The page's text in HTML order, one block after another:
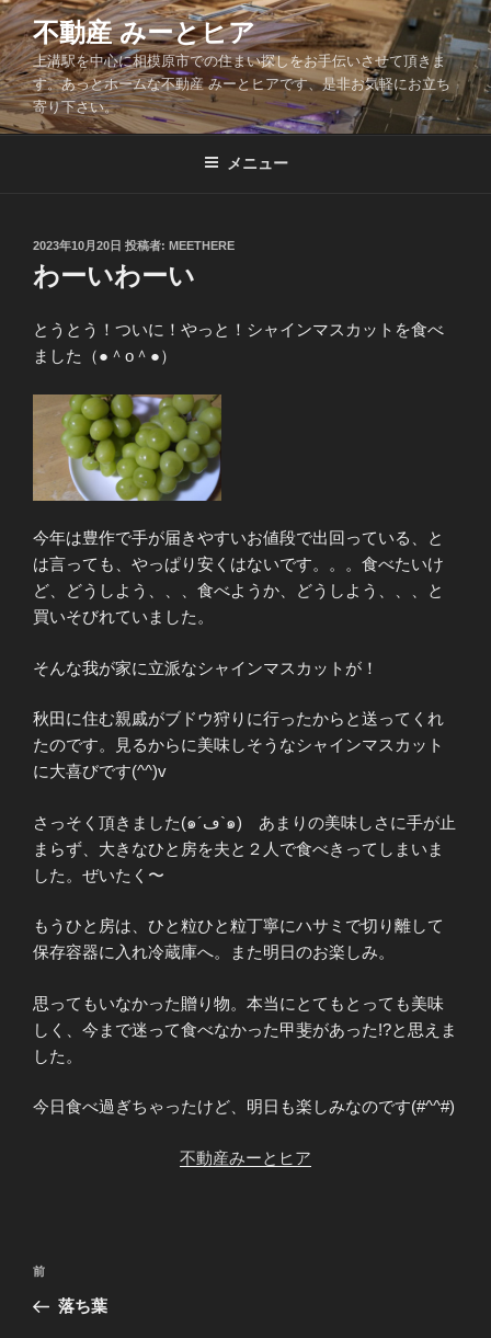
コ
ン
テ
ン
ツ
不動産 みーとヒア
上溝駅を中心に相模原市での住まい探しをお手伝いさせて頂きま
す。あっとホームな不動産 みーとヒアです、是非お気軽にお立ち
寄り下さい。
メニュー
投
稿
日:
2023年10月20日 投稿者: MEETHERE
わーいわーい
とうとう！ついに！やっと！シャインマスカットを食べ
ました（●＾o＾●）
今年は豊作で手が届きやすいお値段で出回っている、と
は言っても、やっぱり安くはないです。。。食べたいけ
ど、どうしよう、、、食べようか、どうしよう、、、と
買いそびれていました。
そんな我が家に立派なシャインマスカットが！
秋田に住む親戚がブドウ狩りに行ったからと送ってくれ
たのです。見るからに美味しそうなシャインマスカット
に大喜びです(^^)v
さっそく頂きました(๑´ڡ`๑) あまりの美味しさに手が止
まらず、大きなひと房を夫と２人で食べきってしまいま
した。ぜいたく〜
もうひと房は、ひと粒ひと粒丁寧にハサミで切り離して
保存容器に入れ冷蔵庫へ。また明日のお楽しみ。
思ってもいなかった贈り物。本当にとてもとっても美味
しく、今まで迷って食べなかった甲斐があった!?と思えま
した。
今日食べ過ぎちゃったけど、明日も楽しみなのです(#^^#)
不動産みーとヒア
投
ナ
前
の
前
落ち葉